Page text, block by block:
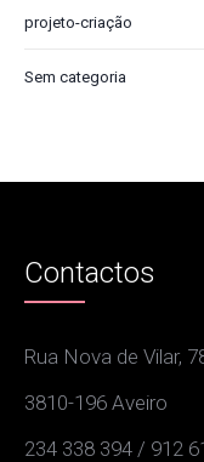
projeto-criação
Sem categoria
Contactos
Rua Nova de Vilar,
3810-196 Aveiro
234 338 394 / 912